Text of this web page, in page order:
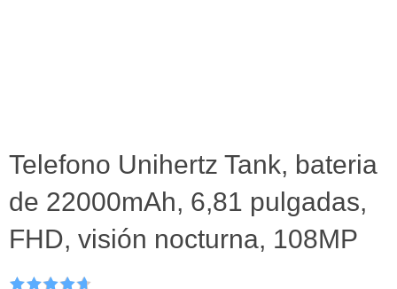
Telefono Unihertz Tank, bateria
de 22000mAh, 6,81 pulgadas,
FHD, visión nocturna, 108MP